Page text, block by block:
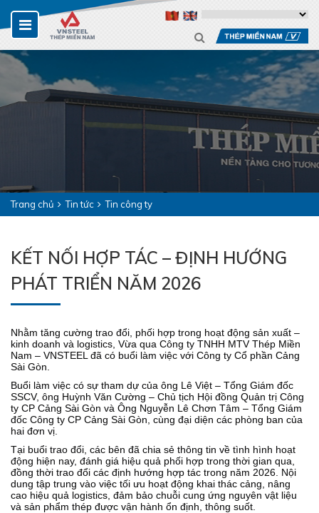
Trang chủ Tin tức Tin công ty
KẾT NỐI HỢP TÁC – ĐỊNH HƯỚNG
PHÁT TRIỂN NĂM 2026
Nhằm tăng cường trao đổi, phối hợp trong hoạt động sản xuất –
kinh doanh và logistics, Vừa qua Công ty TNHH MTV Thép Miền
Nam – VNSTEEL đã có buổi làm việc với Công ty Cổ phần Cảng
Sài Gòn.
Buổi làm việc có sự tham dự của ông Lê Việt – Tổng Giám đốc
SSCV, ông Huỳnh Văn Cường – Chủ tịch Hội đồng Quản trị Công
ty CP Cảng Sài Gòn và Ông Nguyễn Lê Chơn Tâm – Tổng Giám
đốc Công ty CP Cảng Sài Gòn, cùng đại diện các phòng ban của
hai đơn vị.
Tại buổi trao đổi, các bên đã chia sẻ thông tin về tình hình hoạt
động hiện nay, đánh giá hiệu quả phối hợp trong thời gian qua,
đồng thời trao đổi các định hướng hợp tác trong năm 2026. Nội
dung tập trung vào việc tối ưu hoạt động khai thác cảng, nâng
cao hiệu quả logistics, đảm bảo chuỗi cung ứng nguyên vật liệu
và sản phẩm thép được vận hành ổn định, thông suốt.